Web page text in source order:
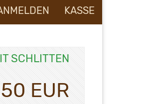
KASSE
SCHLITTEN
EUR